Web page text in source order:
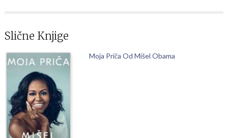
Slične Knjige
Moja Priča Od Mišel Obama